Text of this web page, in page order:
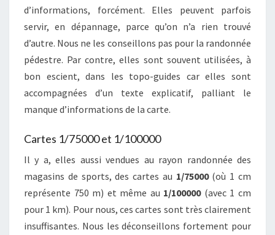
d’informations, forcément. Elles peuvent parfois
servir, en dépannage, parce qu’on n’a rien trouvé
d’autre. Nous ne les conseillons pas pour la randonnée
pédestre. Par contre, elles sont souvent utilisées, à
bon escient, dans les topo-guides car elles sont
accompagnées d’un texte explicatif, palliant le
manque d’informations de la carte.
Cartes 1/75000 et 1/100000
Il y a, elles aussi vendues au rayon randonnée des
magasins de sports, des cartes au 1/75000(où 1 cm
représente 750 m) et même au 1/100000(avec 1 cm
pour 1 km). Pour nous, ces cartes sont très clairement
insuffisantes. Nous les déconseillons fortement pour